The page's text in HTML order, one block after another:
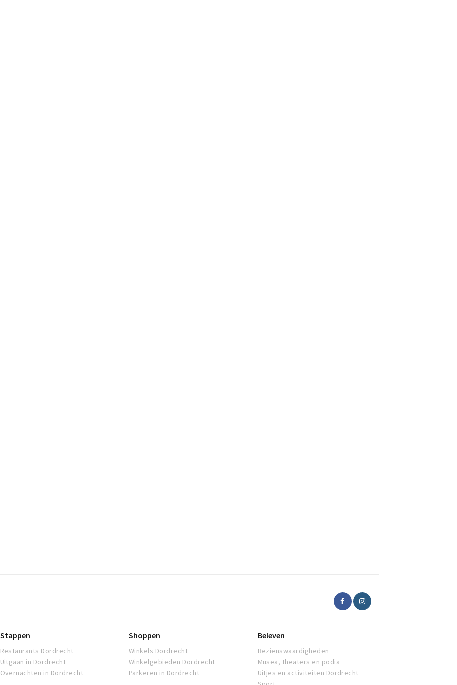
Stappen
Restaurants Dordrecht
Uitgaan in Dordrecht
Overnachten in Dordrecht
Shoppen
Winkels Dordrecht
Winkelgebieden Dordrecht
Parkeren in Dordrecht
Beleven
Bezienswaardigheden
Musea, theaters en podia
Uitjes en activiteiten Dordrecht